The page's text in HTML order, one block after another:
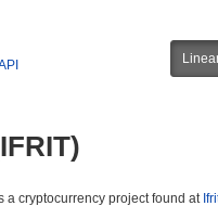
a cryptocurrency project found at